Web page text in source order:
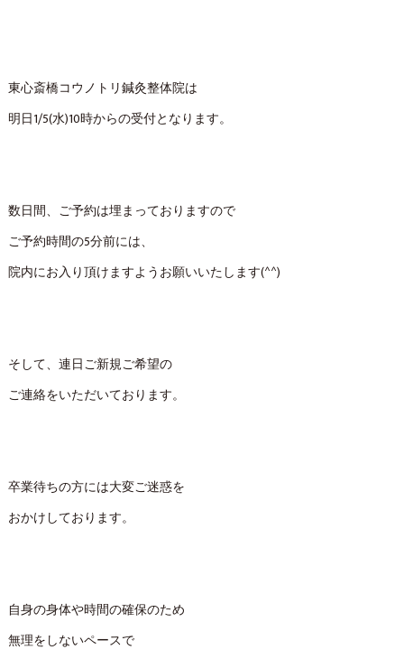
東心斎橋コウノトリ鍼灸整体院は
明日1/5(水)10時からの受付となります。
数日間、ご予約は埋まっておりますので
ご予約時間の5分前には、
院内にお入り頂けますようお願いいたします(^^)
そして、連日ご新規ご希望の
ご連絡をいただいております。
卒業待ちの方には大変ご迷惑を
おかけしております。
自身の身体や時間の確保のため
無理をしないペースで